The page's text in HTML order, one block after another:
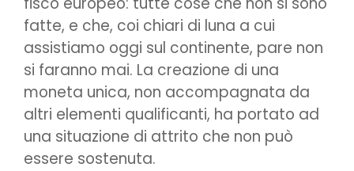
fatte, e che, coi chiari di luna a cui
assistiamo oggi sul continente, pare non
si faranno mai. La creazione di una
moneta unica, non accompagnata da
altri elementi qualificanti, ha portato ad
una situazione di attrito che non può
essere sostenuta.